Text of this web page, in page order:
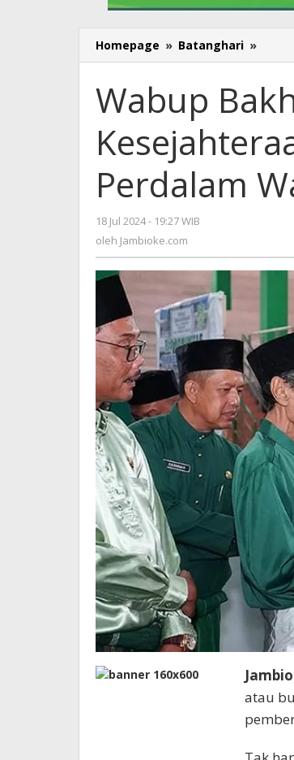
Homepage » Batanghari »
Kejar
dan
Wabup
Perdalam
18 Jul 2024 - 19:27 WIB
oleh Jambioke.com
atau